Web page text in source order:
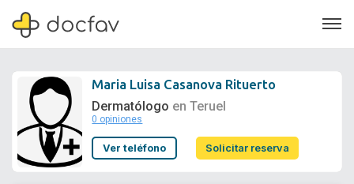
Soporte
Maria Luisa Casanova Rituerto
Dermatólogo en Teruel
0 opiniones
Ver teléfono Solicitar reserva